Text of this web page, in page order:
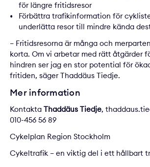
för längre fritidsresor
Förbättra trafikinformation för
underlätta resor till mindre kända
– Fritidsresorna är många och
korta. Om vi arbetar med rätt åtgärder
hindren ser jag en stor potential för
fritiden, säger Thaddäus Tiedje.
Mer information
Kontakta Thaddäus Tiedje,
010-456 56 89
Cykelplan Region Stockholm
Cykeltrafik – en viktig del i ett hållbart